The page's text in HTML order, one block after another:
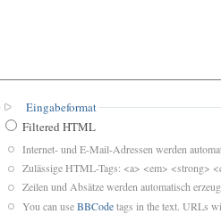
Eingabeformat
Filtered HTML
Internet- und E-Mail-Adressen werden
Zulässige HTML-Tags: <a> <em> <strong>
Zeilen und Absätze werden automatisch
You can useBBCodetags in the text. URLs